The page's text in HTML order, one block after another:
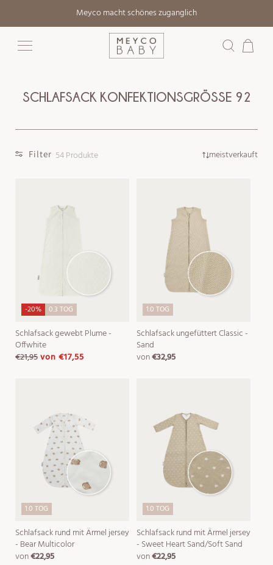
Inhalt
Meyco macht schönes zuganglich
Warenkorb
SCHLAFSACK KONFEKTIONSGRÖSSE 92
Filter 54 Produkte meistverkauft
-20% 0.3 TOG
Schlafsack gewebt Plume -
Offwhite
normaler
€21,95 verkaufspreis
von €17,55
1.0 TOG
Schlafsack ungefüttert Classic -
Sand
normaler
von€32,95
1.0 TOG
Schlafsack rund mit Ärmel jersey
- Bear Multicolor
normaler
von€22,95
1.0 TOG
Schlafsack rund mit Ärmel jersey
- Sweet Heart Sand/Soft Sand
normaler
von€22,95